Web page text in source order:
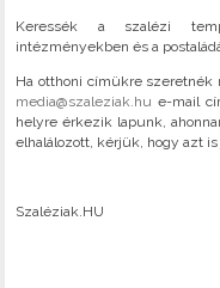
Keressék a szalézi
intézményekben és a
Ha otthoni címükre szeretnék
media@szaleziak.hu e-mail
helyre érkezik lapunk,
elhalálozott, kérjük, hogy azt
Szaléziak.HU